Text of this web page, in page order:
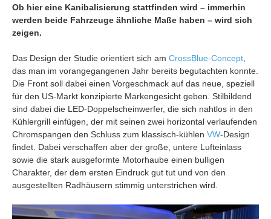
Ob hier eine Kanibalisierung stattfinden wird – immerhin
werden beide Fahrzeuge ähnliche Maße haben – wird sich
zeigen.
Das Design der Studie orientiert sich am CrossBlue-Concept
das man im vorangegangenen Jahr bereits begutachten konnte.
Die Front soll dabei einen Vorgeschmack auf das neue, speziell
für den US-Markt konzipierte Markengesicht geben. Stilbildend
sind dabei die LED-Doppelscheinwerfer, die sich nahtlos in den
Kühlergrill einfügen, der mit seinen zwei horizontal verlaufenden
Chromspangen den Schluss zum klassisch-kühlen VW-Design
findet. Dabei verschaffen aber der große, untere Lufteinlass
sowie die stark ausgeformte Motorhaube einen bulligen
Charakter, der dem ersten Eindruck gut tut und von den
ausgestellten Radhäusern stimmig unterstrichen wird.